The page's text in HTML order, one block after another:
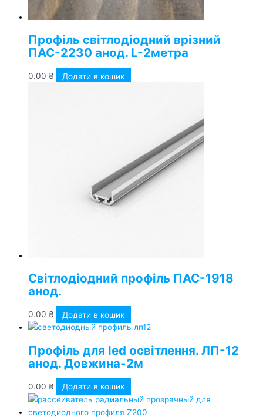
Профіль світлодіодний врізний
ПАС-2230 анод. L-2метра
0.00 ₴ Додати в кошик
Світлодіодний профіль ПАС-1918
анод.
0.00 ₴ Додати в кошик
Профіль для led освітлення. ЛП-12
анод. Довжина-2м
0.00 ₴ Додати в кошик